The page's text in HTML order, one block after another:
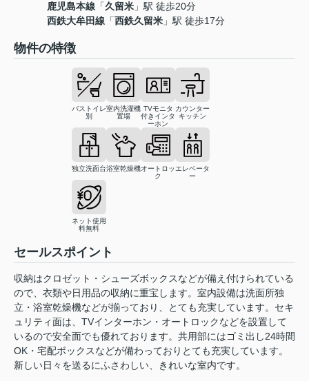
鹿児島本線 「久留米 」駅 徒歩20分
西鉄大牟田線 「西鉄久留米 」駅 徒歩17分
物件の特徴
バストイレ
別
室内洗濯機
置場
TVモニタ
付きインタ
ーホン
カウンター
キッチン
独立洗面台浴室乾燥機オートロッ
ク
エレベータ
ー
ネット使用
料無料
セールスポイント
収納はクロゼット・シューズボックスなどが備え付けられている
ので、衣類や日用品の収納に重宝します。室内設備は洗面所独
立・浴室乾燥機などが揃っており、とても充実しています。セキ
ュリティ面は、TVインターホン・オートロックなどを設置して
いるので安全面でも優れております。共用部にはゴミ出し24時間
OK・宅配ボックスなどが備わっておりとても充実しています。
新しい日々を送るにふさわしい、きれいな室内です。